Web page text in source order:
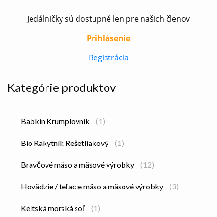
Jedálničky sú dostupné len pre našich členov
Prihlásenie
Registrácia
Kategórie produktov
Babkin Krumplovnik (1)
Bio Rakytník Rešetliakový (1)
Bravčové mäso a mäsové výrobky (12)
Hovädzie / teľacie mäso a mäsové výrobky (3)
Keltská morská soľ (1)